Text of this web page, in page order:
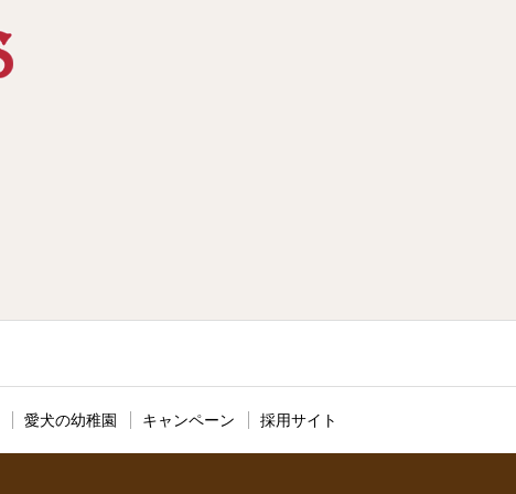
愛犬の幼稚園 キャンペーン 採用サイト